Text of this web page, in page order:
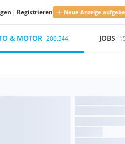
| Registrieren Neue Anzeige
& MOTOR 206.544 JOBS